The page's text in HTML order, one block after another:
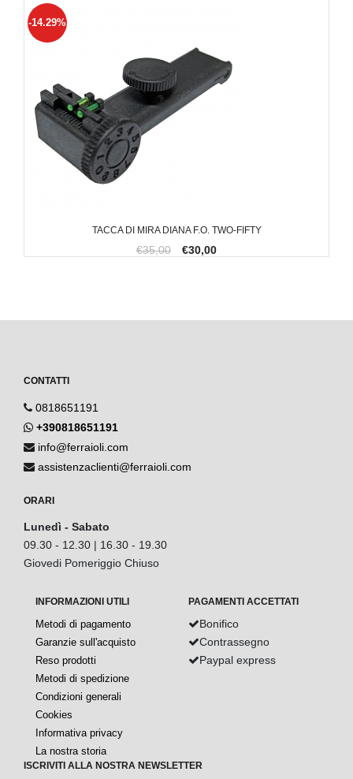
TACCA DI MIRA DIANA F.O. TWO-FIFTY
-14.29%
€35,00 €30,00
CONTATTI
0818651191
+390818651191
info@ferraioli.com
assistenzaclienti@ferraioli.com
ORARI
Lunedì - Sabato
09.30 - 12.30 | 16.30 - 19.30
Giovedi Pomeriggio Chiuso
INFORMAZIONI UTILI
Metodi di pagamento
Garanzie sull'acquisto
Reso prodotti
Metodi di spedizione
Condizioni generali
Cookies
Informativa privacy
La nostra storia
PAGAMENTI ACCETTATI
Bonifico
Contrassegno
Paypal express
ISCRIVITI ALLA NOSTRA NEWSLETTER